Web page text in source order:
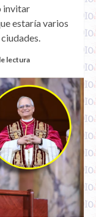
invitar
estaría varios
lectura